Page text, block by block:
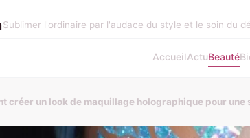
Sublimer l'ordinaire par l'audace du style et le soin du
AccueilActuBeauté
créer un look de maquillage holographique pour une